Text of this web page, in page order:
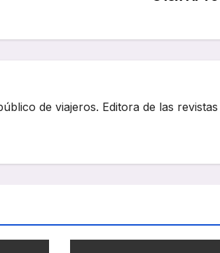
de viajeros. Editora de las revistas